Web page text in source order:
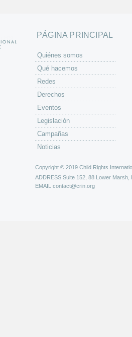
PÁGINA PRINCIPAL
Quiénes somos
Qué hacemos
Redes
Derechos
Eventos
Legislación
Campañas
Noticias
Copyright © 2019 Child Rights
ADDRESS Suite 152, 88 Lower Marsh,
EMAIL contact@crin.org